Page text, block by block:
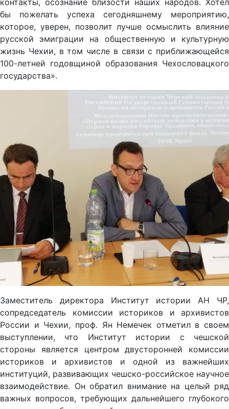
контакты, осознание близости наших народов. Хотел
бы пожелать успеха сегодняшнему мероприятию,
которое, уверен, позволит лучше осмыслить влияние
русской эмиграции на общественную и культурную
жизнь Чехии, в том числе в связи с приближающейся
100-летней годовщиной образования Чехословацкого
государства».
Заместитель директора Институт истории АН ЧР,
сопредседатель комиссии историков и архивистов
России и Чехии, проф. Ян Немечек отметил в своем
выступлении, что Институт истории с чешской
стороны является центром двусторонней комиссии
историков и архивистов и одной из важнейших
институций, развивающих чешско-российское научное
взаимодействие. Он обратил внимание на целый ряд
важных вопросов, требующих дальнейшего глубокого